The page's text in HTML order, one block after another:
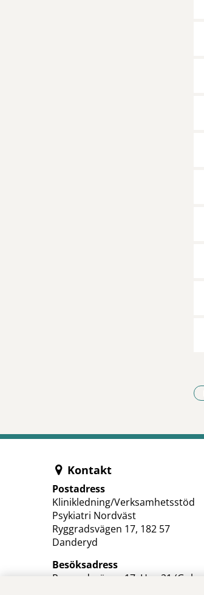
Kontakt
Postadress
Klinikledning/Verksamhetsstöd
Psykiatri Nordväst
Ryggradsvägen 17, 182 57
Danderyd
Besöksadress
Ryggradsvägen 17, Hus 21 (Gula